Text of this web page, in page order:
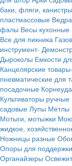
баки, фляги, канистры
пластмассовые
фалы Весы кухонные
Все для пикника
инструмент-
Дыроколы Емкости
Канцелярские товары-
пневматические для
посадочные
Культиваторы ручные
садовые Лупы Метлы
Мотыги, мотыжки
жидкое,
Ножницы разные
Опоры для
Органайзеры